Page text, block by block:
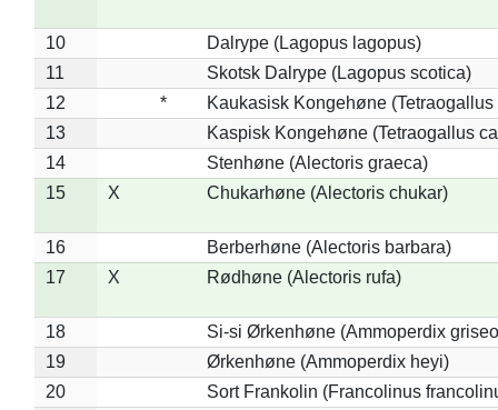
10
Dalrype (Lagopus lagopus)
11
Skotsk Dalrype (Lagopus scotica)
12
*
Kaukasisk Kongehøne
13
Kaspisk Kongehøne (Tetraogallus
14
Stenhøne (Alectoris graeca)
15
X Chukarhøne (Alectoris chukar)
16
Berberhøne (Alectoris barbara)
17
X Rødhøne (Alectoris rufa)
18
Si-si Ørkenhøne (Ammoperdix
19
Ørkenhøne (Ammoperdix heyi)
20
Sort Frankolin (Francolinus